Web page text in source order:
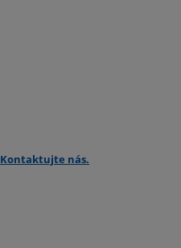
Kontaktujte nás.